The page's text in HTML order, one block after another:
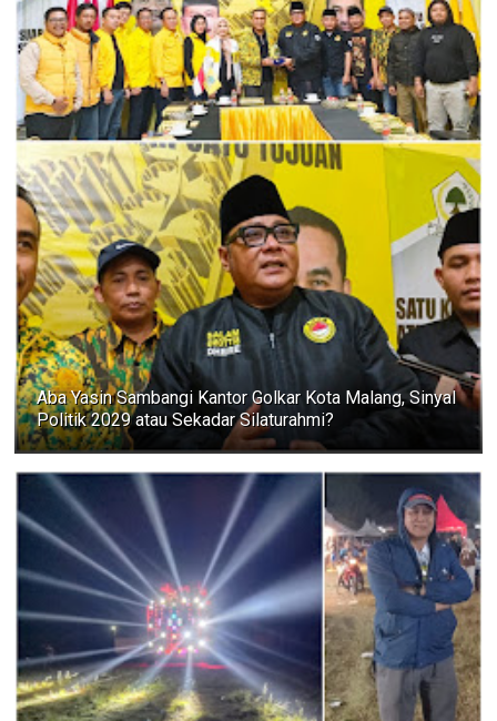
Aba Yasin Sambangi Kantor Golkar Kota Malang, Sinyal
Politik 2029 atau Sekadar Silaturahmi?